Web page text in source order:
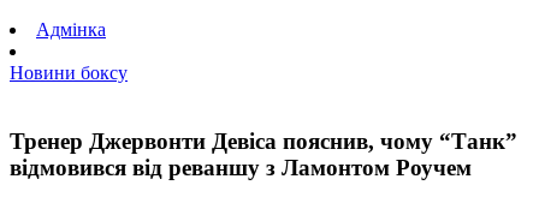
Адмінка
Новини боксу
Тренер Джервонти Девіса пояснив, чому “Танк”
відмовився від реваншу з Ламонтом Роучем